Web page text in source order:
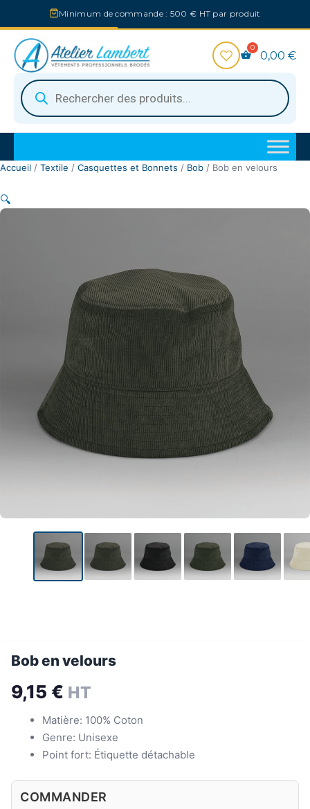
au
contenu
Minimum de commande : 500 € HT par produit
Recherche
de
produits
0,00 €
Accueil / Textile / Casquettes et Bonnets / Bob / Bob en velours
🔍
Bob en velours
9,15 € HT
Matière: 100% Coton
Genre: Unisexe
Point fort: Étiquette détachable
COMMANDER